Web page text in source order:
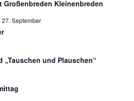
Großenbreden Kleinenbreden
27. September
„Tauschen und Plauschen“